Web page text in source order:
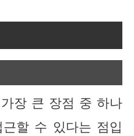
장 큰 장점 중 하나
할 수 있다는 점입